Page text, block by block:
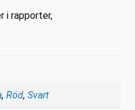
i rapporter,
,Röd,Svart